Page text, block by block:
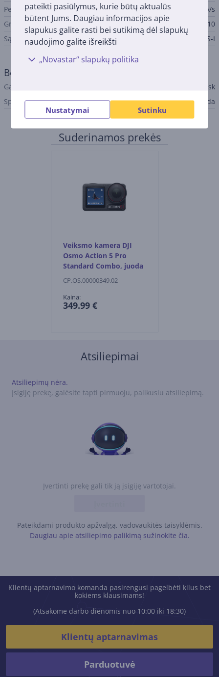
pateikti pasiūlymus, kurie būtų aktualūs
būtent Jums. Daugiau informacijos apie
slapukus galite rasti bei sutikimą dėl slapukų
naudojimo galite išreikšti
„Novastar“ slapukų politika
Nustatymai Sutinku
Perdavimo sparta
140 Mb/s
Greičio klasė
U3, V30, Class 10
Sąsaja
UHS-I
Bendri parametrai
Gamintojas
Sandisk
Spalva
Juoda
Suderinamos prekės
Veiksmo kamera DJI
Osmo Action 5 Pro
Standard Combo, juoda
CP.OS.00000349.02
Kaina:
349.99 €
Atsiliepimai
Įvertinti prekę gali tik ją įsigiję vartotojai.
Pateikdami produkto apžvalgą, vadovaukitės taisyklėmis.
Daugiau apie atsiliepimo palikimą sužinokite čia.
Atsiliepimų nėra.
Įsigiję prekę, galėsite tapti pirmuoju, palikusiu atsiliepimą.
Klientų aptarnavimo komanda pasirengusi pagelbėti kilus bet
kokiems klausimams!
(Atsakome darbo dienomis nuo 10:00 iki 18:30)
Klientų aptarnavimas
Parduotuvė